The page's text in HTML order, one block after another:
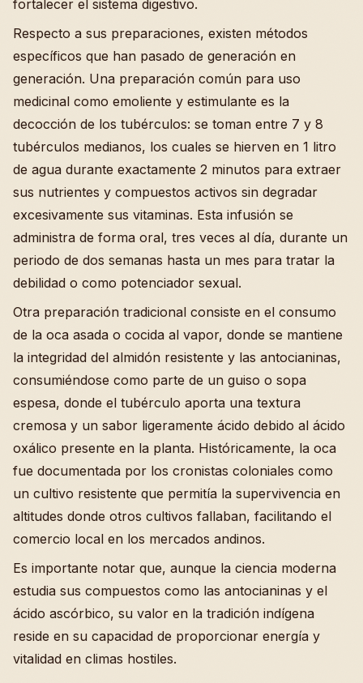
fortalecer el sistema digestivo.
Respecto a sus preparaciones, existen métodos
específicos que han pasado de generación en
generación. Una preparación común para uso
medicinal como emoliente y estimulante es la
decocción de los tubérculos: se toman entre 7 y 8
tubérculos medianos, los cuales se hierven en 1 litro
de agua durante exactamente 2 minutos para extraer
sus nutrientes y compuestos activos sin degradar
excesivamente sus vitaminas. Esta infusión se
administra de forma oral, tres veces al día, durante un
periodo de dos semanas hasta un mes para tratar la
debilidad o como potenciador sexual.
Otra preparación tradicional consiste en el consumo
de la oca asada o cocida al vapor, donde se mantiene
la integridad del almidón resistente y las antocianinas,
consumiéndose como parte de un guiso o sopa
espesa, donde el tubérculo aporta una textura
cremosa y un sabor ligeramente ácido debido al ácido
oxálico presente en la planta. Históricamente, la oca
fue documentada por los cronistas coloniales como
un cultivo resistente que permitía la supervivencia en
altitudes donde otros cultivos fallaban, facilitando el
comercio local en los mercados andinos.
Es importante notar que, aunque la ciencia moderna
estudia sus compuestos como las antocianinas y el
ácido ascórbico, su valor en la tradición indígena
reside en su capacidad de proporcionar energía y
vitalidad en climas hostiles.